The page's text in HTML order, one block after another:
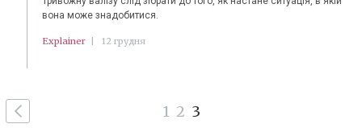
вона може знадобитися.
Explainer 12 грудня
1 2 3